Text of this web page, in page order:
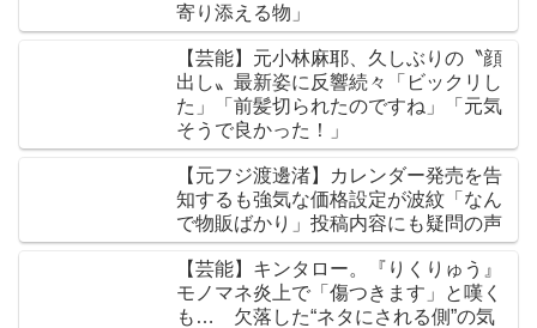
寄り添える物」
【芸能】元小林麻耶、久しぶりの〝顔
出し〟最新姿に反響続々「ビックリし
た」「前髪切られたのですね」「元気
そうで良かった！」
【元フジ渡邊渚】カレンダー発売を告
知するも強気な価格設定が波紋「なん
で物販ばかり」投稿内容にも疑問の声
【芸能】キンタロー。『りくりゅう』
モノマネ炎上で「傷つきます」と嘆く
も… 欠落した“ネタにされる側”の気